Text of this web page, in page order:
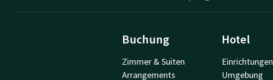
Buchung
Zimmer & Suiten
Arrangements
Hotel
Einrichtungen
Umgebung